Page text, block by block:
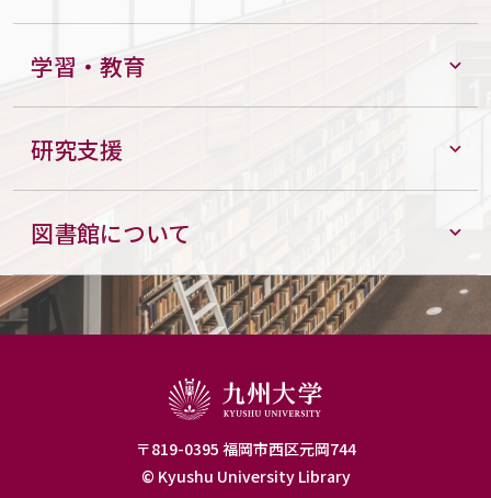
学習・教育
研究支援
図書館について
〒819-0395 福岡市西区元岡744
© Kyushu University Library